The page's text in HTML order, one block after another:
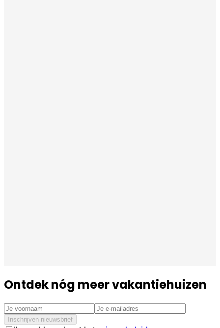
Ontdek nóg meer vakantiehuizen
Inschrijven nieuwsbrief